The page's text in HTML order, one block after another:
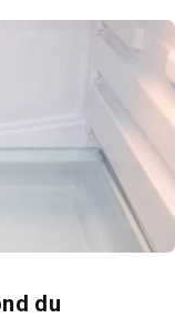
du